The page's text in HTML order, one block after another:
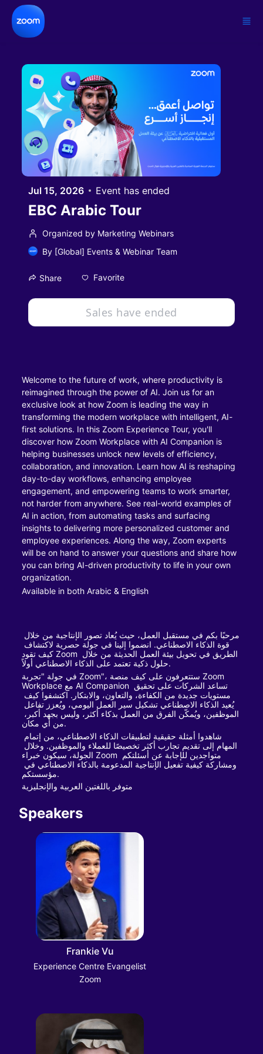
Skip to main content
Jul 15, 2026 Event has ended
EBC Arabic Tour
Organized by Marketing Webinars
By [Global] Events & Webinar Team
Share Favorite
Sales have ended
Welcome to the future of work, where productivity is
reimagined through the power of AI. Join us for an
exclusive look at how Zoom is leading the way in
transforming the modern workplace with intelligent, AI-
first solutions. In this Zoom Experience Tour, you'll
discover how Zoom Workplace with AI Companion is
helping businesses unlock new levels of efficiency,
collaboration, and innovation. Learn how AI is reshaping
day-to-day workflows, enhancing employee
engagement, and empowering teams to work smarter,
not harder from anywhere. See real-world examples of
AI in action, from automating tasks and surfacing
insights to delivering more personalized customer and
employee experiences. Along the way, Zoom experts
will be on hand to answer your questions and share how
you can bring AI-driven productivity to life in your own
organization.
Available in both Arabic & English
مرحبًا بكم في مستقبل العمل، حيث يُعاد تصور الإنتاجية من خلال
قوة الذكاء الاصطناعي. انضموا إلينا في جولة حصرية لاكتشاف
كيف تقود Zoom الطريق في تحويل بيئة العمل الحديثة من خلال
حلول ذكية تعتمد على الذكاء الاصطناعي أولاً.
في جولة "تجربة Zoom"، ستتعرفون على كيف منصة Zoom
Workplace مع AI Companion تساعد الشركات على تحقيق
مستويات جديدة من الكفاءة، والتعاون، والابتكار. اكتشفوا كيف
يُعيد الذكاء الاصطناعي تشكيل سير العمل اليومي، ويُعزز تفاعل
الموظفين، ويُمكّن الفرق من العمل بذكاء أكثر، وليس بجهد أكبر،
من أي مكان.
شاهدوا أمثلة حقيقية لتطبيقات الذكاء الاصطناعي، من إتمام
المهام إلى تقديم تجارب أكثر تخصيصًا للعملاء والموظفين. وخلال
الجولة، سيكون خبراء Zoom متواجدين للإجابة عن أسئلتكم
ومشاركة كيفية تفعيل الإنتاجية المدعومة بالذكاء الاصطناعي في
مؤسستكم.
متوفر باللغتين العربية والإنجليزية
Speakers
Frankie Vu
Experience Centre Evangelist
Zoom